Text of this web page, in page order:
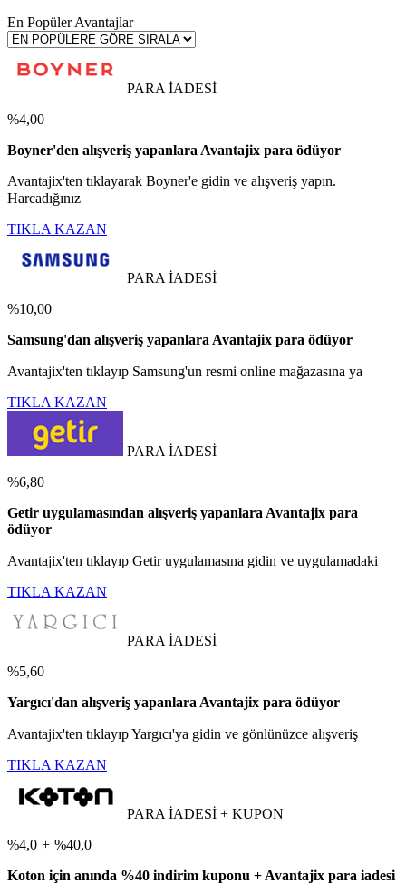
En Popüler Avantajlar
PARA İADESİ
%4,00
Boyner'den alışveriş yapanlara Avantajix para ödüyor
Avantajix'ten tıklayarak Boyner'e gidin ve alışveriş yapın.
Harcadığınız
TIKLA KAZAN
PARA İADESİ
%10,00
Samsung'dan alışveriş yapanlara Avantajix para ödüyor
Avantajix'ten tıklayıp Samsung'un resmi online mağazasına ya
TIKLA KAZAN
PARA İADESİ
%6,80
Getir uygulamasından alışveriş yapanlara Avantajix para
ödüyor
Avantajix'ten tıklayıp Getir uygulamasına gidin ve uygulamadaki
TIKLA KAZAN
PARA İADESİ
%5,60
Yargıcı'dan alışveriş yapanlara Avantajix para ödüyor
Avantajix'ten tıklayıp Yargıcı'ya gidin ve gönlünüzce alışveriş
TIKLA KAZAN
PARA İADESİ + KUPON
%4,0 + %40,0
Koton için anında %40 indirim kuponu + Avantajix para iadesi